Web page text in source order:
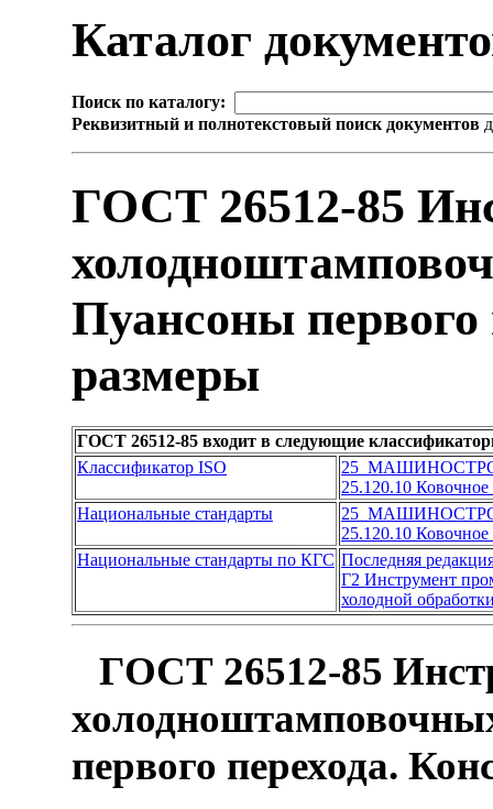
Каталог
Поиск по каталогу:
Реквизитный и полнотекстовый поиск документов
ГОСТ 26512-85
Пуансоны первого
размеры
ГОСТ 26512-85 входит в следующие
Классификатор ISO
25
25.120.10
Национальные стандарты
25
25.120.10
Национальные стандарты по КГС Последняя
Г2 Инструмент
холодной
ГОСТ 26512-85
первого перехода.